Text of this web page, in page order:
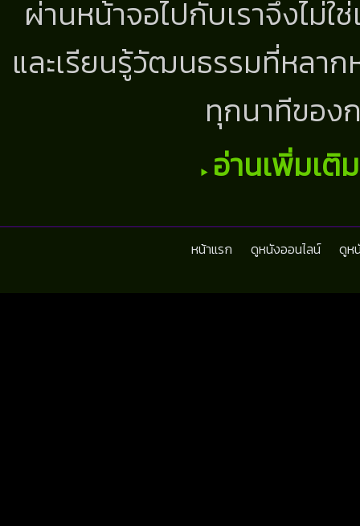
ผ่านหน้าจอไปกับเราจึงไม่
และเรียนรู้วัฒนธรรมที่หลา
ทุกนาทีขอ
อ่านเพิ่มเติ
หน้าแรก ดูหนังออนไลน์ ดูห